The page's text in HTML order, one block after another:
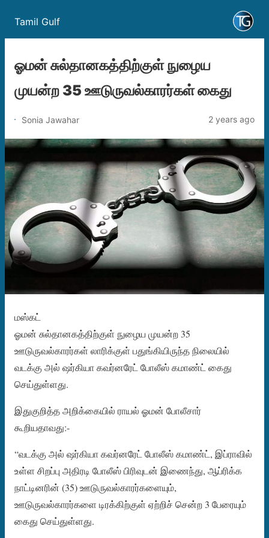
Tamil Gulf
ஓமன் சுல்தானகத்திற்குள் நுழைய
முயன்ற 35 ஊடுருவல்காரர்கள் கைது
Sonia Jawahar 2 years ago
மஸ்கட்
ஓமன் சுல்தானகத்திற்குள் நுழைய முயன்ற 35
ஊடுருவல்காரர்கள் லாரிக்குள் பதுங்கியிருந்த நிலையில்
வடக்கு அல் ஷர்கியா கவர்னரேட் போலீஸ் கமாண்ட் கைது
செய்துள்ளது.
இதுகுறித்த அறிக்கையில் ராயல் ஓமன் போலீசார்
கூறியதாவது:-
“வடக்கு அல் ஷர்கியா கவர்னரேட் போலீஸ் கமாண்ட், இப்ராவில்
உள்ள சிறப்பு அதிரடி போலீஸ் பிரிவுடன் இணைந்து, ஆப்ரிக்க
நாட்டினரின் (35) ஊடுருவல்காரர்களையும்,
ஊடுருவல்காரர்களை டிரக்கிற்குள் ஏற்றிச் சென்ற 3 பேரையும்
கைது செய்துள்ளது.